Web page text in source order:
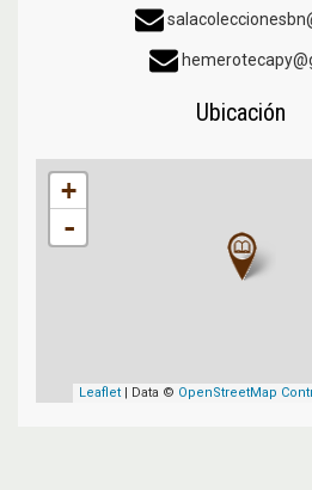
Ubicación
+
-
Leaflet | Data © OpenStreetMap